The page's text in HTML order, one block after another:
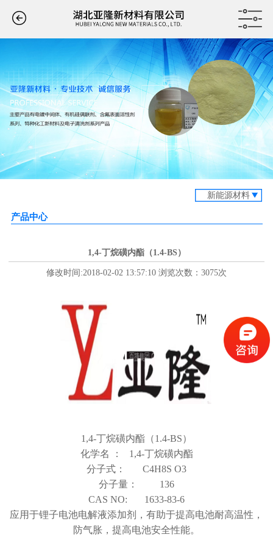
新能源材料
产品中心
1,4-丁烷磺内酯（1.4-BS）
修改时间:2018-02-02 13:57:10 浏览次数：3075次
1,4-丁烷磺内酯（1.4-BS）
化学名 ： 1,4-丁烷磺内酯
分子式： C4H8S O3
分子量： 136
CAS NO: 1633-83-6
应用于锂子电池电解液添加剂，有助于提高电池耐高温性，
防气胀，提高电池安全性能。